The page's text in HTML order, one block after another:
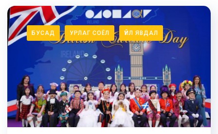
БУСАД УРЛАГ СОЁЛ ҮЙЛ ЯВДАЛ